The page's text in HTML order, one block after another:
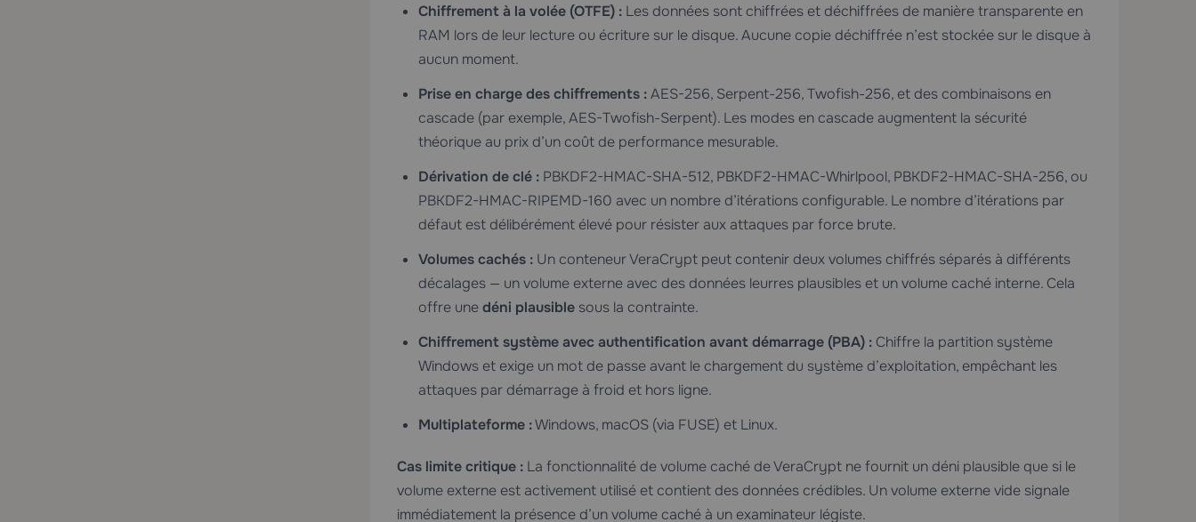
Chiffrement à la volée (OTFE) :Les données sont chiffrées et déchiffrées de manière transparente en
RAM lors de leur lecture ou écriture sur le disque. Aucune copie déchiffrée n’est stockée sur le disque à
aucun moment.
Prise en charge des chiffrements :AES-256, Serpent-256, Twofish-256, et des combinaisons en
cascade (par exemple, AES-Twofish-Serpent). Les modes en cascade augmentent la sécurité
théorique au prix d’un coût de performance mesurable.
Dérivation de clé :PBKDF2-HMAC-SHA-512, PBKDF2-HMAC-Whirlpool, PBKDF2-HMAC-SHA-256, ou
PBKDF2-HMAC-RIPEMD-160 avec un nombre d’itérations configurable. Le nombre d’itérations par
défaut est délibérément élevé pour résister aux attaques par force brute.
Volumes cachés :Un conteneur VeraCrypt peut contenir deux volumes chiffrés séparés à différents
décalages — un volume externe avec des données leurres plausibles et un volume caché interne. Cela
offre unedéni plausiblesous la contrainte.
Chiffrement système avec authentification avant démarrage (PBA) :Chiffre la partition système
Windows et exige un mot de passe avant le chargement du système d’exploitation, empêchant les
attaques par démarrage à froid et hors ligne.
Multiplateforme :Windows, macOS (via FUSE) et Linux.
Cas limite critique :La fonctionnalité de volume caché de VeraCrypt ne fournit un déni plausible que si le
volume externe est activement utilisé et contient des données crédibles. Un volume externe vide signale
immédiatement la présence d’un volume caché à un examinateur légiste.